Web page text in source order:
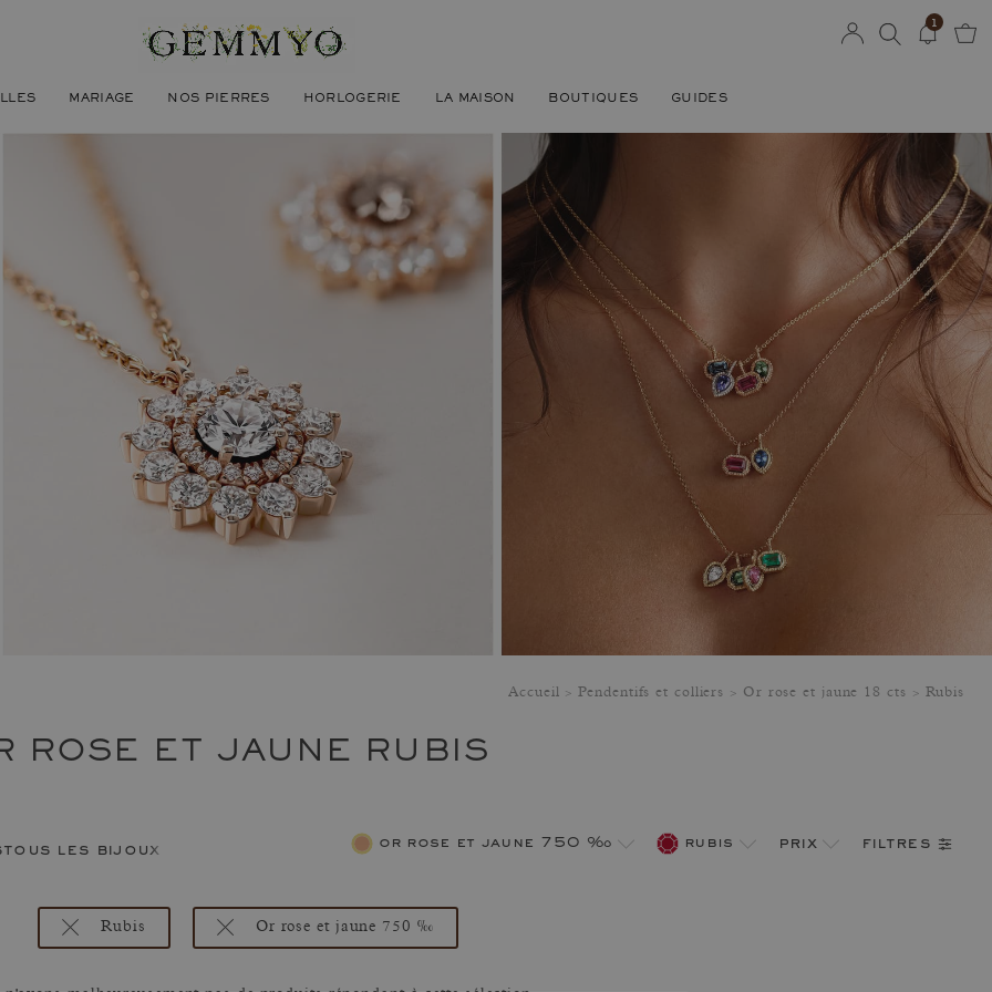
MARIAGE NOS PIERRES HORLOGERIE LA MAISON BOUTIQUES GUIDES
1
Accueil Pendentifs et colliers Or rose et jaune 18 cts Rubis
ROSE ET JAUNE RUBIS
tous les bijoux femme or rose et jaune 750 ‰ rubis prix filtres
Or rose et jaune 750 ‰
Rubis